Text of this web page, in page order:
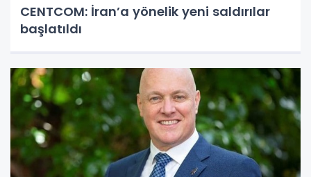
CENTCOM: İran’a yönelik yeni saldırılar
başlatıldı